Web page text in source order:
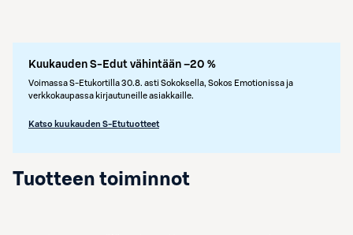
Kuukauden S-Edut vähintään –20 %
Voimassa S-Etukortilla 30.8. asti Sokoksella, Sokos Emotionissa ja
verkkokaupassa kirjautuneille asiakkaille.
Katso kuukauden S-Etutuotteet
Tuotteen toiminnot